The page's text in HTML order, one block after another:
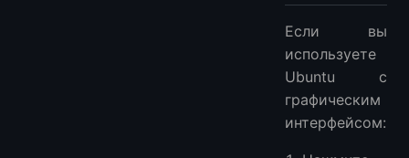
Если вы
используете
Ubuntu с
графическим
интерфейсом: